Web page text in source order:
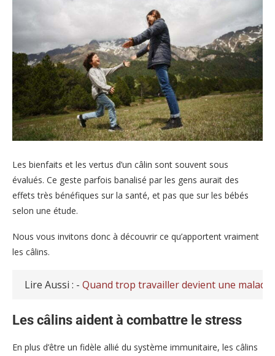
Les bienfaits et les vertus d’un câlin sont souvent sous
évalués. Ce geste parfois banalisé par les gens aurait des
effets très bénéfiques sur la santé, et pas que sur les bébés
selon une étude.
Nous vous invitons donc à découvrir ce qu’apportent vraiment
les câlins.
Lire Aussi : - Quand trop travailler devient une maladie
Les câlins aident à combattre le stress
En plus d’être un fidèle allié du système immunitaire, les câlins